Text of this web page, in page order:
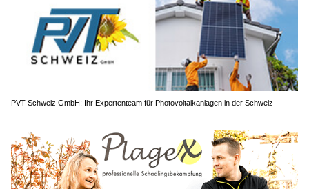
PVT-Schweiz GmbH: Ihr Expertenteam für Photovoltaikanlagen in der Schweiz